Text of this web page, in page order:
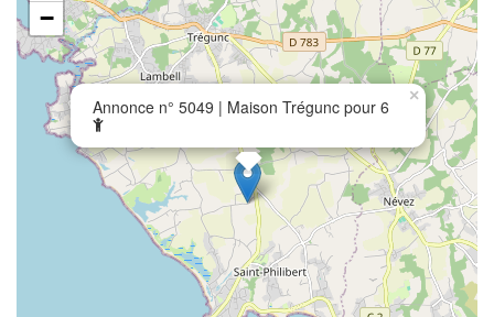
Annonce n° 5049 | Maison Trégunc pour 6
×
−